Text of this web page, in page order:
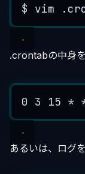
$
vim .
.crontabの中身を
0 3 15 *
あるいは、ログ